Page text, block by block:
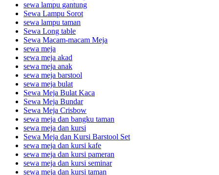
sewa lampu gantung
Sewa Lampu Sorot
sewa lampu taman
Sewa Long table
Sewa Macam-macam Meja
sewa meja
sewa meja akad
sewa meja anak
sewa meja barstool
sewa meja bulat
Sewa Meja Bulat Kaca
Sewa Meja Bundar
Sewa Meja Crisbow
sewa meja dan bangku taman
sewa meja dan kursi
Sewa Meja dan Kursi Barstool Set
sewa meja dan kursi kafe
sewa meja dan kursi pameran
sewa meja dan kursi seminar
sewa meja dan kursi taman